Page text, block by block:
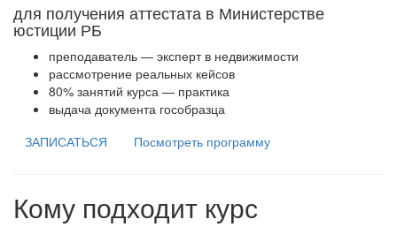
для получения аттестата в Министерстве
юстиции РБ
преподаватель — эксперт в недвижимости
рассмотрение реальных кейсов
80% занятий курса — практика
выдача документа гособразца
ЗАПИСАТЬСЯ
Посмотреть программу
Кому подходит курс